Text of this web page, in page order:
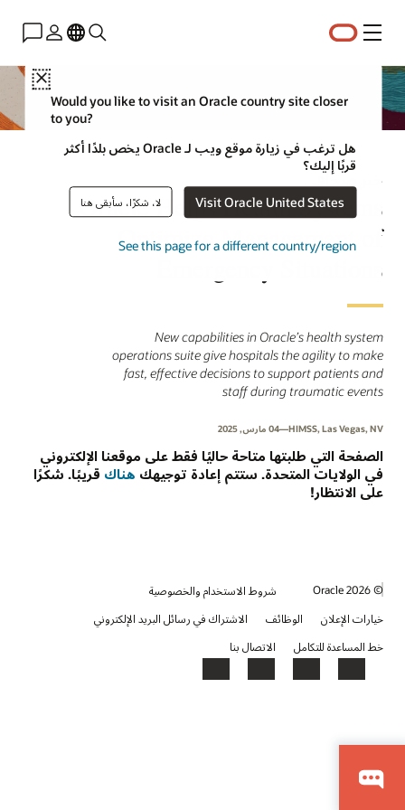
القائمة
Close
Would you like to visit an Oracle country site closer
to you?
هل ترغب في زيارة موقع ويب لـ Oracle يخص بلدًا أكثر
قربًا إليك؟
Visit Oracle United States لا، شكرًا، سأبقى هنا
See this page for a different country/region
خبر صحافي
Oracle Helps Health Systems
Optimize Management of
Emergency Situations
New capabilities in Oracle’s health system
operations suite give hospitals the agility to make
fast, effective decisions to support patients and
staff during traumatic events
HIMSS, Las Vegas, NV—‫04 مارس, 2025‬
الصفحة التي طلبتها متاحة حاليًا فقط على موقعنا الإلكتروني
في الولايات المتحدة. ستتم إعادة توجيهك هناك قريبًا. شكرًا
على الانتظار!
© 2026 Oracle
شروط الاستخدام والخصوصية
خيارات الإعلان
الوظائف
الاشتراك في رسائل البريد الإلكتروني
خط المساعدة للتكامل
الاتصال بنا
Facebook
X
LinkedIn
YouTube